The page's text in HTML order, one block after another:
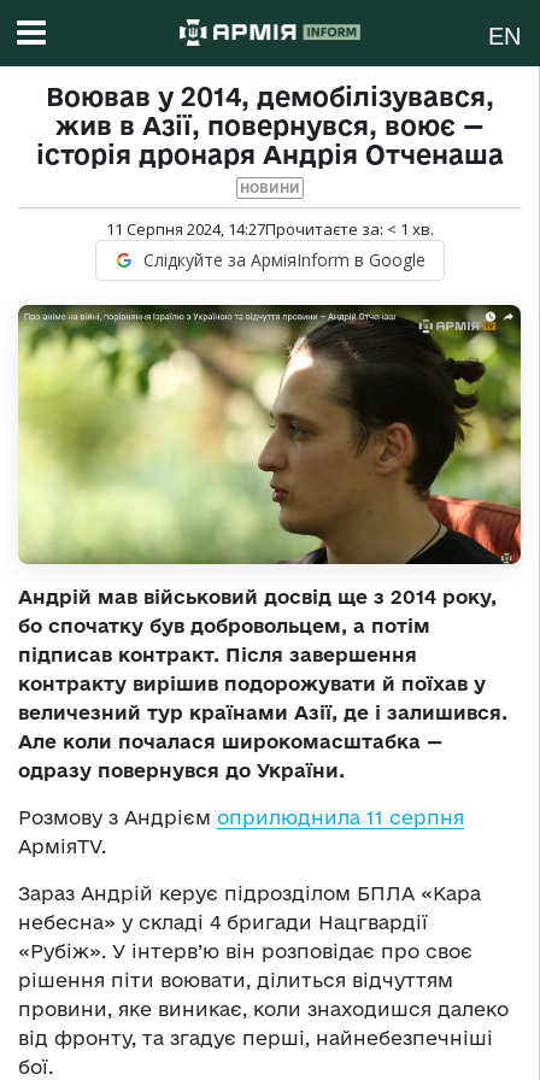
EN
Воював у 2014, демобілізувався,
жив в Азії, повернувся, воює —
історія дронаря Андрія Отченаша
НОВИНИ
11 Серпня 2024, 14:27Прочитаєте за: < 1 хв.
Слідкуйте за АрміяInform в Google
Андрій мав військовий досвід ще з 2014 року,
бо спочатку був добровольцем, а потім
підписав контракт. Після завершення
контракту вирішив подорожувати й поїхав у
величезний тур країнами Азії, де і залишився.
Але коли почалася широкомасштабка —
одразу повернувся до України.
Розмову з Андрієм оприлюднила 11 серпня
АрміяTV.
Зараз Андрій керує підрозділом БПЛА «Кара
небесна» у складі 4 бригади Нацгвардії
«Рубіж». У інтерв’ю він розповідає про своє
рішення піти воювати, ділиться відчуттям
провини, яке виникає, коли знаходишся далеко
від фронту, та згадує перші, найнебезпечніші
бої.